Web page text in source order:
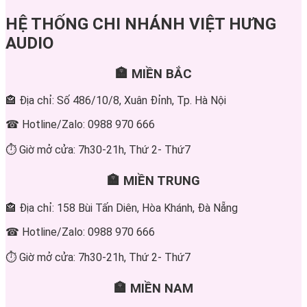
HỆ THỐNG CHI NHÁNH VIỆT HƯNG
AUDIO
🏣 MIỀN BẮC
🏤 Địa chỉ: Số 486/10/8, Xuân Đỉnh, Tp. Hà Nội
☎ Hotline/Zalo: 0988 970 666
⏱ Giờ mở cửa: 7h30-21h, Thứ 2- Thứ7
🏣 MIỀN TRUNG
🏤 Địa chỉ: 158 Bùi Tấn Diên, Hòa Khánh, Đà Nẵng
☎ Hotline/Zalo: 0988 970 666
⏱ Giờ mở cửa: 7h30-21h, Thứ 2- Thứ7
🏣 MIỀN NAM